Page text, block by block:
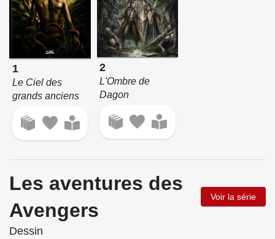
1
Le Ciel des
grands anciens
2
L'Ombre de
Dagon
Les aventures des
Avengers
Voir la série
Dessin